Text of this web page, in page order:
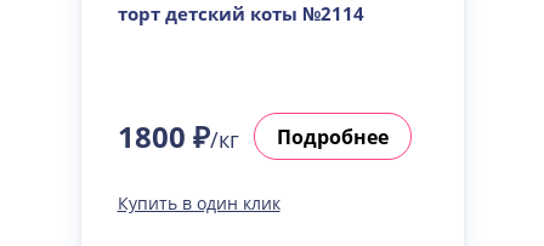
торт детский коты №2114
1800 ₽/кг Подробнее
Купить в один клик